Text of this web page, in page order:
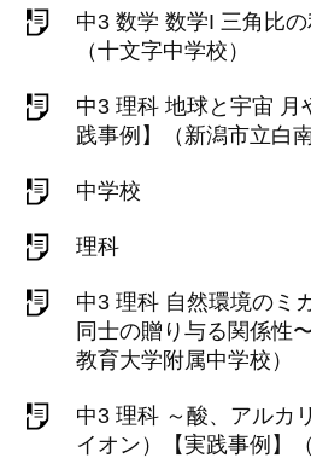
中3 数学 数学I 三角比の
（十文字中学校）
中3 理科 地球と宇宙 月
践事例】（新潟市立白
中学校
理科
中3 理科 自然環境のミ
同士の贈り与る関係性
教育大学附属中学校）
中3 理科 ～酸、アルカ
イオン）【実践事例】